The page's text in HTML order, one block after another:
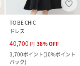
TO BE CHIC
ドレス
40,700 円 38%OFF
3,700ポイント(10%ポイント
バック)